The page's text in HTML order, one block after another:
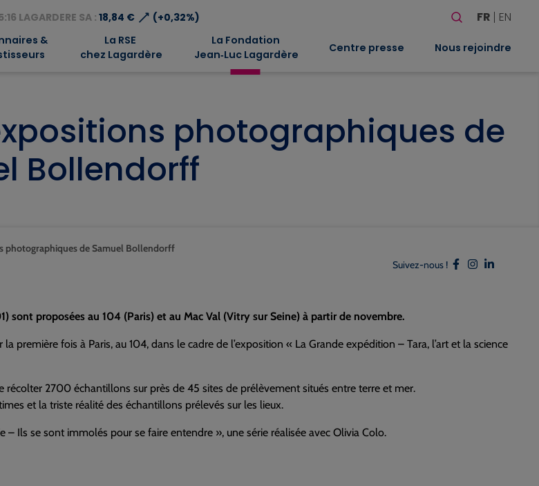
LAGARDERE SA : 18,84 €⟶ (+0,32%)
Rechercher
FR EN
&
La RSE
chez Lagardère
La Fondation
Jean‑Luc Lagardère
Centre presse Nous rejoindre
photographiques de
Bollendorff
photographiques de Samuel Bollendorff
Suivez-nous !
sont proposées au 104 (Paris) et au Mac Val (Vitry sur Seine) à partir de novembre.
première fois à Paris, au 104, dans le cadre de l’exposition « La Grande expédition – Tara, l’art et la science
2700 échantillons sur près de 45 sites de prélèvement situés entre terre et mer.
et la triste réalité des échantillons prélevés sur les lieux.
Ils se sont immolés pour se faire entendre », une série réalisée avec Olivia Colo.